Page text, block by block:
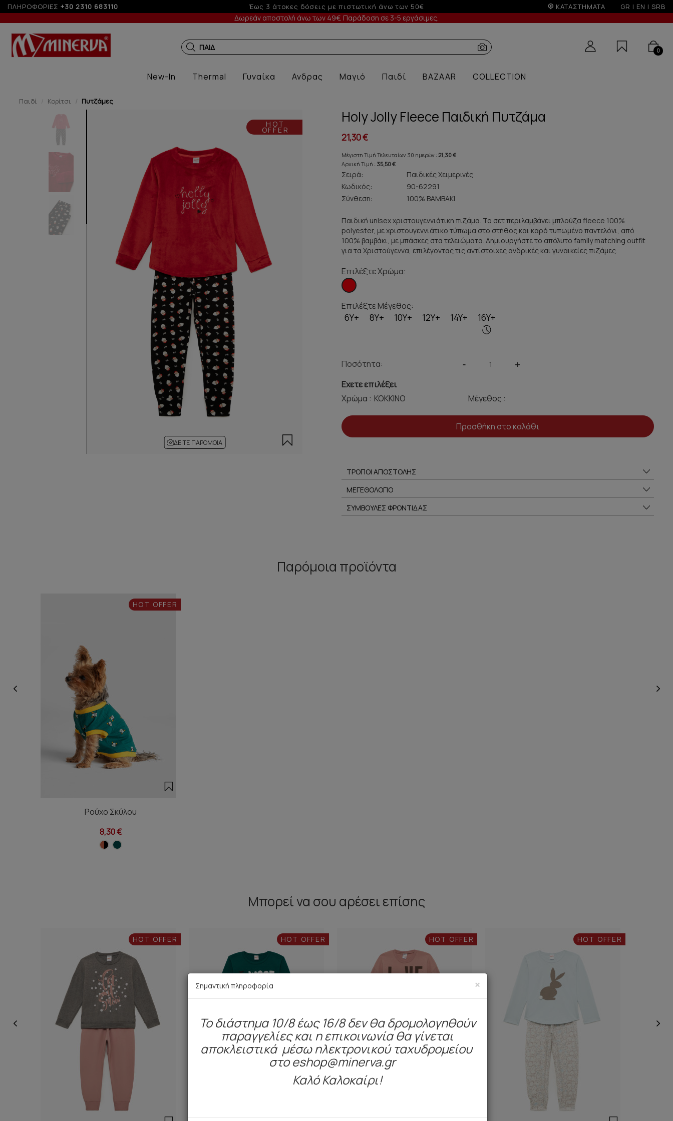
ΠΛΗΡΟΦΟΡΙΕΣ +30 2310 683110 -10% σε παραγγελίες άνω των 200€ ΚΑΤΑΣΤΗΜΑΤΑ GR | EN | SRB
Δωρεάν αποστολή άνω των 49€. Παράδοση σε 3-5 εργάσιμες.
ΠΑΙΔΙΚΑ ΕΣΩΡΟ 0
New-In Thermal Γυναίκα Ανδρας Μαγιό Παιδί BAZAAR COLLECTION
Παιδί Κορίτσι Πυτζάμες
HOT
OFFER
ΔΕΊΤΕ ΠΑΡΌΜΟΙΑ
Holy Jolly Fleece Παιδική Πυτζάμα
21,30 €
Μέγιστη Τιμή Τελευταίων 30 ημερών : 21,30 €
Αρχική Τιμή : 35,50 €
Σειρά:
Παιδικές Χειμερινές
Κωδικός:
90-62291
Σύνθεση:
100% ΒΑΜΒΑΚΙ
Παιδική unisex χριστουγεννιάτικη πιζάμα. Το σετ περιλαμβάνει μπλούζα fleece 100%
polyester, με χριστουγεννιάτικο τύπωμα στο στήθος και καρό τυπωμένο παντελόνι, από
100% βαμβάκι, με μπάσκες στα τελειώματα. Δημιουργήστε το απόλυτο family matching outfit
για τα Χριστούγεννα, επιλέγοντας τις αντίστοιχες ανδρικές και γυναικείες πιζάμες.
Επιλέξτε Χρώμα:
Επιλέξτε Μέγεθος:
6Y+ 8Y+ 10Y+ 12Y+ 14Y+ 16Y+
Ποσότητα: - +
Εχετε επιλέξει
Χρώμα :
Μέγεθος :
Προσθήκη στο καλάθι
ΤΡΟΠΟΙ ΑΠΟΣΤΟΛΗΣ
ΜΕΓΕΘΟΛΟΓΙΟ
ΣΥΜΒΟΥΛΕΣ ΦΡΟΝΤΙΔΑΣ
Παρόμοια προϊόντα
HOT OFFER
Ρούχο Σκύλου
8,30 €
Μπορεί να σου αρέσει επίσης
HOT OFFER HOT OFFER HOT OFFER HOT OFFER
×
Σημαντική πληροφορία
To διάστημα 10/8 έως 16/8 δεν θα δρομολογηθούν
παραγγελίες και η επικοινωνία θα γίνεται
αποκλειστικά μέσω ηλεκτρονικού ταχυδρομείου
στο eshop@minerva.gr
Καλό Καλοκαίρι!